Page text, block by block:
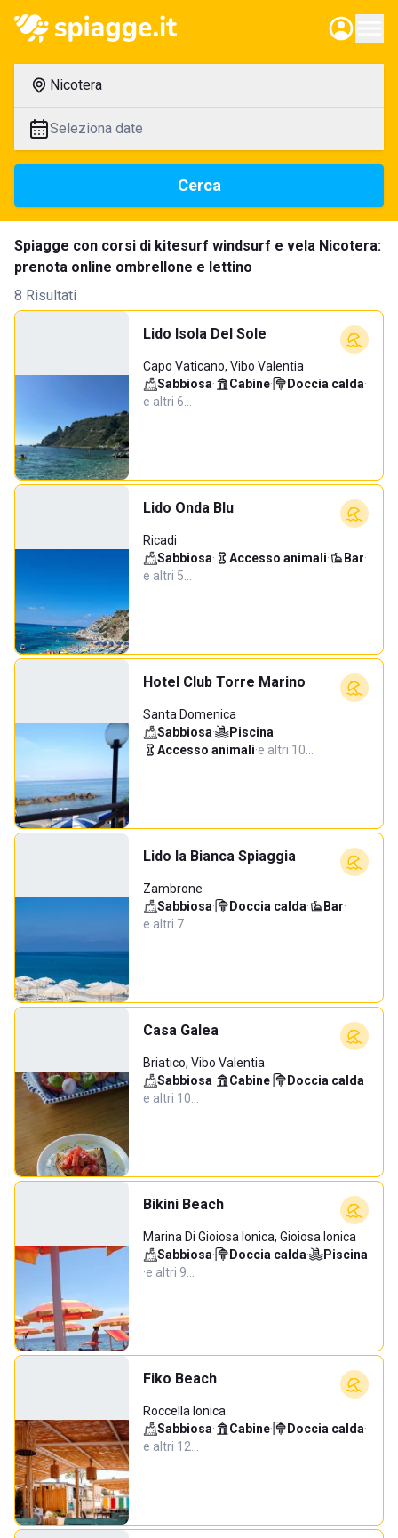
Nicotera
Seleziona date
Cerca
Spiagge con corsi di kitesurf windsurf e vela Nicotera:
prenota online ombrellone e lettino
8 Risultati
Lido Isola Del Sole
Capo Vaticano, Vibo Valentia
Sabbiosa· Cabine· Doccia calda·
e altri 6…
Lido Onda Blu
Ricadi
Sabbiosa· Accesso animali· Bar·
e altri 5…
Hotel Club Torre Marino
Santa Domenica
Sabbiosa· Piscina·
Accesso animali·e altri 10…
Lido la Bianca Spiaggia
Zambrone
Sabbiosa· Doccia calda· Bar·
e altri 7…
Casa Galea
Briatico, Vibo Valentia
Sabbiosa· Cabine· Doccia calda·
e altri 10…
Bikini Beach
Marina Di Gioiosa Ionica, Gioiosa Ionica
Sabbiosa· Doccia calda·
Piscina
·e altri 9…
Fiko Beach
Roccella Ionica
Sabbiosa· Cabine· Doccia calda·
e altri 12…